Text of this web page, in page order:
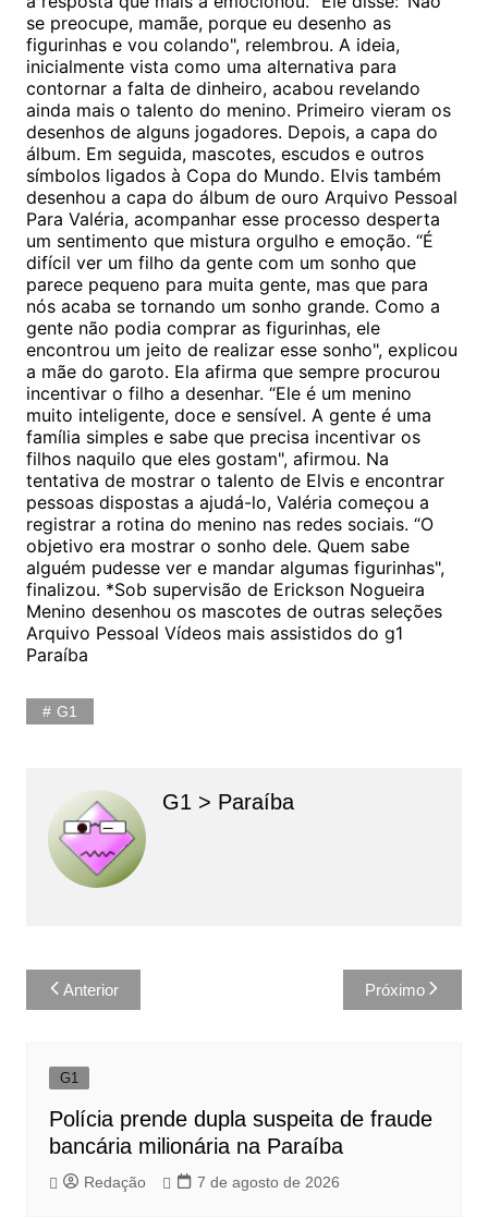
se preocupe, mamãe, porque eu desenho as
figurinhas e vou colando", relembrou. A ideia,
inicialmente vista como uma alternativa para
contornar a falta de dinheiro, acabou revelando
ainda mais o talento do menino. Primeiro vieram os
desenhos de alguns jogadores. Depois, a capa do
álbum. Em seguida, mascotes, escudos e outros
símbolos ligados à Copa do Mundo. Elvis também
desenhou a capa do álbum de ouro Arquivo Pessoal
Para Valéria, acompanhar esse processo desperta
um sentimento que mistura orgulho e emoção. “É
difícil ver um filho da gente com um sonho que
parece pequeno para muita gente, mas que para
nós acaba se tornando um sonho grande. Como a
gente não podia comprar as figurinhas, ele
encontrou um jeito de realizar esse sonho", explicou
a mãe do garoto. Ela afirma que sempre procurou
incentivar o filho a desenhar. “Ele é um menino
muito inteligente, doce e sensível. A gente é uma
família simples e sabe que precisa incentivar os
filhos naquilo que eles gostam", afirmou. Na
tentativa de mostrar o talento de Elvis e encontrar
pessoas dispostas a ajudá-lo, Valéria começou a
registrar a rotina do menino nas redes sociais. “O
objetivo era mostrar o sonho dele. Quem sabe
alguém pudesse ver e mandar algumas figurinhas",
finalizou. *Sob supervisão de Erickson Nogueira
Menino desenhou os mascotes de outras seleções
Arquivo Pessoal Vídeos mais assistidos do g1
Paraíba
G1
G1 > Paraíba
Navegação
de
Anterior Próximo
G1
Polícia prende dupla suspeita de fraude
bancária milionária na Paraíba
Redação 7 de agosto de 2026